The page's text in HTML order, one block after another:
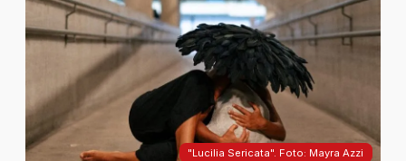
"Lucilia Sericata". Foto: Mayra Azzi